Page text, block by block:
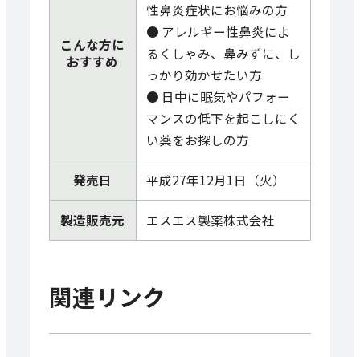
こんな方に
おすすめ
性鼻炎症状にお悩みの方
● アレルギー性鼻炎によ
るくしゃみ、鼻みずに、し
っかり効かせたい方
● 日中に眠気やパフォー
マンスの低下を起こしにく
い薬をお探しの方
発売日 平成27年12月1日（火）
製造販売元 エスエス製薬株式会社
関連リンク